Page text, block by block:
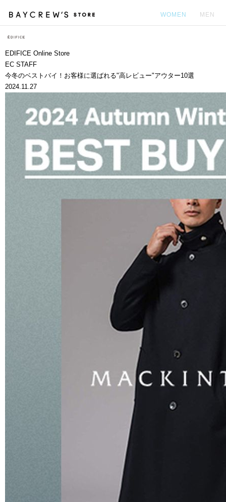
WOMEN MEN
EDIFICE Online Store
EC STAFF
今冬のベストバイ！お客様に選ばれる"高レビュー"アウター10選
2024.11.27